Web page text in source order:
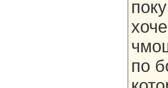
по